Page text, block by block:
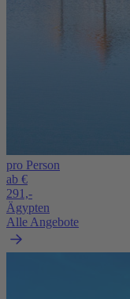
pro Person
ab €
291,-
Ägypten
Alle Angebote